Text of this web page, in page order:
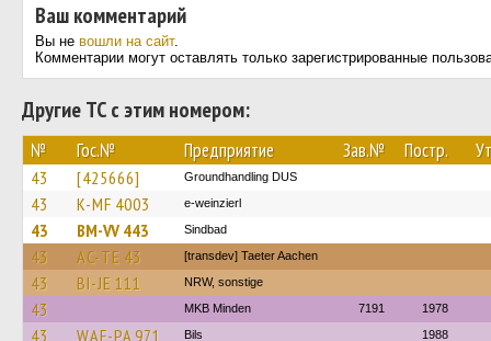
Ваш комментарий
Вы не вошли на сайт.
Комментарии могут оставлять только зарегистрированные
Другие ТС с этим номером:
№ Гос.№ Предприятие Зав.№ Постр.
43 [425666] Groundhandling DUS
43 K-MF 4003 e-weinzierl
43 BM-VV 443 Sindbad
43 AC-TE 43 [transdev] Taeter Aachen
43 BI-JE 111 NRW, sonstige
43 MKB Minden 7191 1978
43 WAF-PA 971 Bils 1988